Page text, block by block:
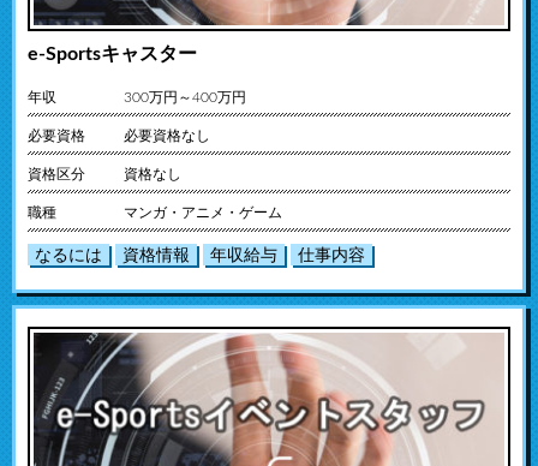
e-Sportsキャスター
年収 300万円～400万円
必要資格 必要資格なし
資格区分 資格なし
職種 マンガ・アニメ・ゲーム
なるには 資格情報 年収給与 仕事内容